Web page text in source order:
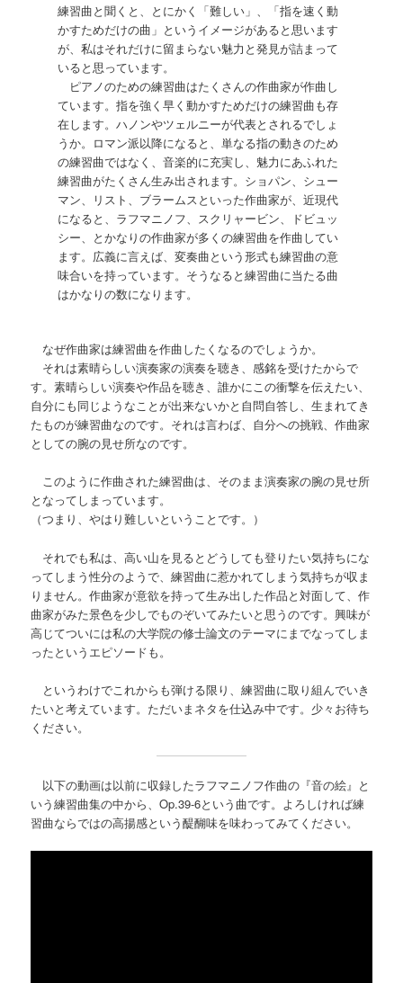
練習曲と聞くと、とにかく「難しい」、「指を速く動
かすためだけの曲」というイメージがあると思います
が、私はそれだけに留まらない魅力と発見が詰まって
いると思っています。
ピアノのための練習曲はたくさんの作曲家が作曲し
ています。指を強く早く動かすためだけの練習曲も存
在します。ハノンやツェルニーが代表とされるでしょ
うか。ロマン派以降になると、単なる指の動きのため
の練習曲ではなく、音楽的に充実し、魅力にあふれた
練習曲がたくさん生み出されます。ショパン、シュー
マン、リスト、ブラームスといった作曲家が、近現代
になると、ラフマニノフ、スクリャービン、ドビュッ
シー、とかなりの作曲家が多くの練習曲を作曲してい
ます。広義に言えば、変奏曲という形式も練習曲の意
味合いを持っています。そうなると練習曲に当たる曲
はかなりの数になります。
なぜ作曲家は練習曲を作曲したくなるのでしょうか。
それは素晴らしい演奏家の演奏を聴き、感銘を受けたからで
す。素晴らしい演奏や作品を聴き、誰かにこの衝撃を伝えたい、
自分にも同じようなことが出来ないかと自問自答し、生まれてき
たものが練習曲なのです。それは言わば、自分への挑戦、作曲家
としての腕の見せ所なのです。
このように作曲された練習曲は、そのまま演奏家の腕の見せ所
となってしまっています。
（つまり、やはり難しいということです。）
それでも私は、高い山を見るとどうしても登りたい気持ちにな
ってしまう性分のようで、練習曲に惹かれてしまう気持ちが収ま
りません。作曲家が意欲を持って生み出した作品と対面して、作
曲家がみた景色を少しでものぞいてみたいと思うのです。興味が
高じてついには私の大学院の修士論文のテーマにまでなってしま
ったというエピソードも。
というわけでこれからも弾ける限り、練習曲に取り組んでいき
たいと考えています。ただいまネタを仕込み中です。少々お待ち
ください。
以下の動画は以前に収録したラフマニノフ作曲の『音の絵』と
いう練習曲集の中から、Op.39-6という曲です。よろしければ練
習曲ならではの高揚感という醍醐味を味わってみてください。